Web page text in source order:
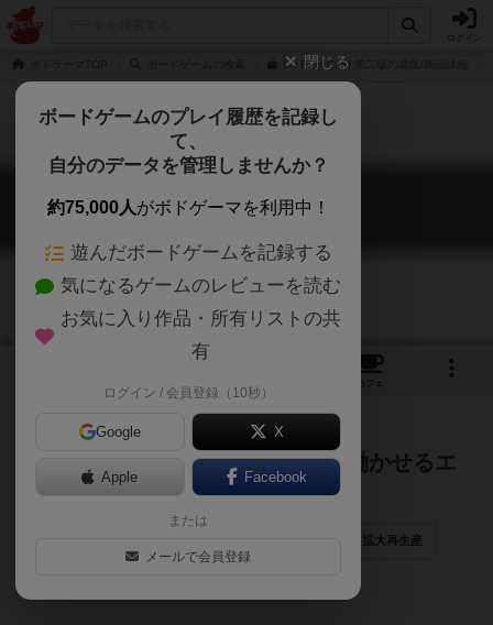
My Best Chef 第二版の通販/商品詳細
マイベストシェフ
My Best Chef
カフェ
コンボが楽しい！集めたシェフを働かせるエ
ンジンビルドゲーム！
拡大再生産
閉じる
ボードゲームのプレイ履歴を記録し
て、
自分のデータを管理しませんか？
約75,000人がボドゲーマを利用中！
遊んだボードゲームを記録する
気になるゲームのレビューを読む
お気に入り作品・所有リストの共
有
ログイン / 会員登録（10秒）
Google X
Apple Facebook
または
メールで会員登録